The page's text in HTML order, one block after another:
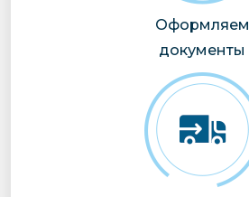
Оформляем
документы